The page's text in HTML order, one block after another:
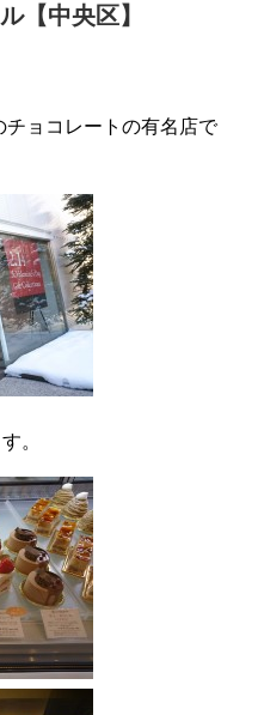
【中央区】
ョコレートの有名店で
。